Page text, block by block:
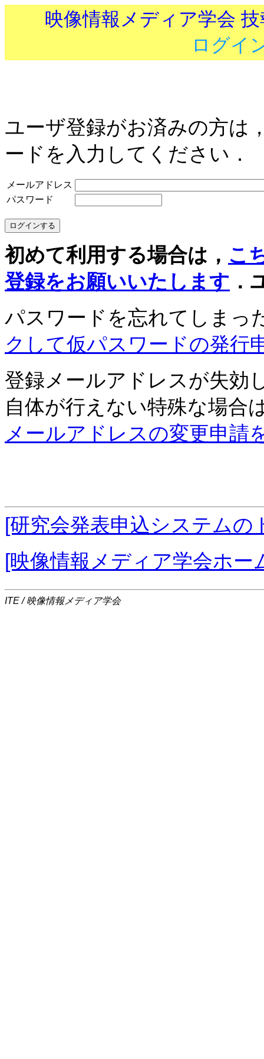
映像情報メディア学会
ログイ
ユーザ登録がお済みの方は
ードを入力してください．
メールアドレス
パスワード
初めて利用する場合は， こ
登録をお願いいたします ．
パスワードを忘れてしまっ
クして仮パスワードの発行
登録メールアドレスが失効
自体が行えない特殊な場合
メールアドレスの変更申請
[研究会発表申込システム
[映像情報メディア学会ホー
ITE / 映像情報メディア学会